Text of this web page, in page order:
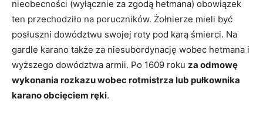
nieobecności (wyłącznie za zgodą hetmana) obowiązek
ten przechodziło na poruczników. Żołnierze mieli być
posłuszni dowództwu swojej roty pod karą śmierci. Na
gardle karano także za niesubordynację wobec hetmana i
wyższego dowództwa armii. Po 1609 roku za odmowę
wykonania rozkazu wobec rotmistrza lub pułkownika
karano obcięciem ręki.